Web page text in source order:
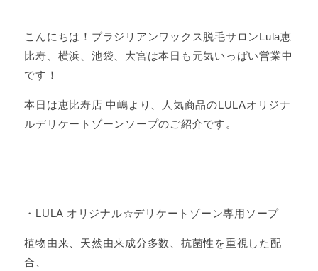
こんにちは！ブラジリアンワックス脱毛サロンLula恵
比寿、横浜、池袋、大宮は本日も元気いっぱい営業中
です！
本日は恵比寿店 中嶋より、人気商品のLULAオリジナ
ルデリケートゾーンソープのご紹介です。
・LULA オリジナル☆デリケートゾーン専用ソープ
植物由来、天然由来成分多数、抗菌性を重視した配
合、